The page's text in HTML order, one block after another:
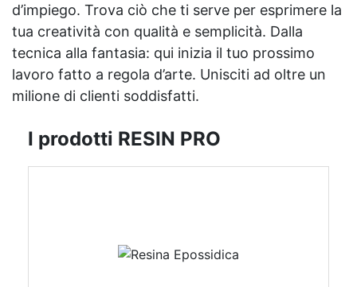
d’impiego. Trova ciò che ti serve per esprimere la
tua creatività con qualità e semplicità. Dalla
tecnica alla fantasia: qui inizia il tuo prossimo
lavoro fatto a regola d’arte. Unisciti ad oltre un
milione di clienti soddisfatti.
I prodotti RESIN PRO